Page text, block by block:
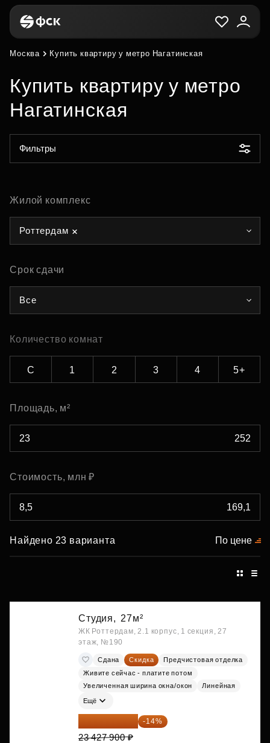
Москва Купить квартиру у метро Нагатинская
Купить квартиру у метро
Нагатинская
Фильтры
Жилой комплекс
Роттердам
Срок сдачи
Все
Количество комнат
С 1 2 3 4 5+
Площадь, м²
Стоимость, млн ₽
Найдено 23 варианта По цене
Студия, 27м²
ЖК Роттердам, 2.1 корпус, 1 секция, 27
этаж, №190
Сдана Скидка
Предчистовая отделка
Живите сейчас - платите потом
Увеличенная ширина окна/окон
Линейная
Ещё
20 147 994 ₽ -14%
23 427 900 ₽